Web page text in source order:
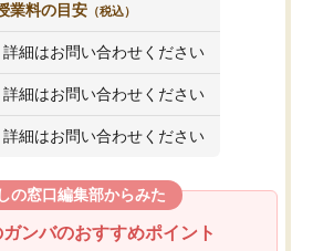
業料の目安 （税込）
詳細はお問い合わせください
詳細はお問い合わせください
詳細はお問い合わせください
の窓口編集部からみた
ンバのおすすめポイント